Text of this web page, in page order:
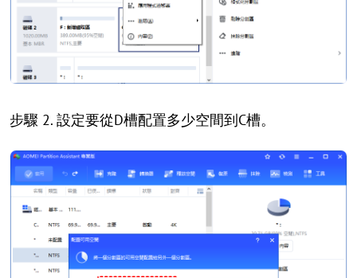
步驟 2. 設定要從D槽配置多少空間到C槽。